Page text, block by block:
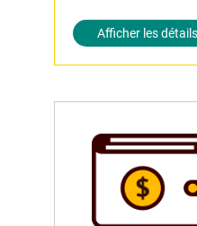
Afficher les détails